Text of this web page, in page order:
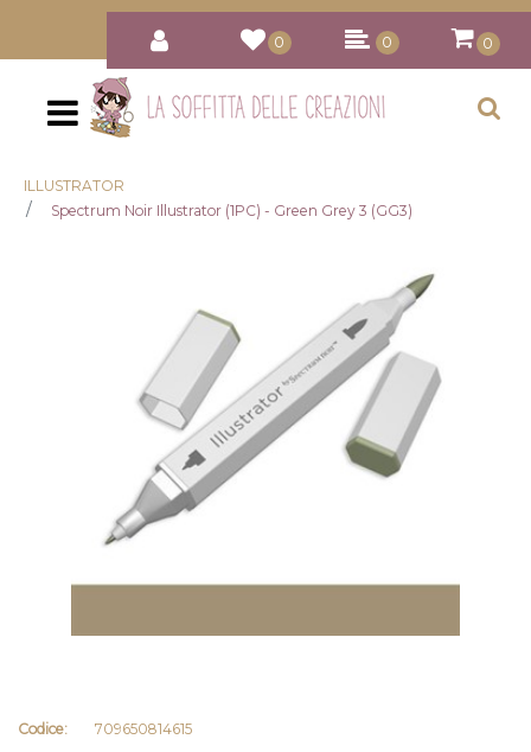
0 0 0
Open
ILLUSTRATOR
Spectrum Noir Illustrator (1PC) - Green Grey 3 (GG3)
Codice: 709650814615